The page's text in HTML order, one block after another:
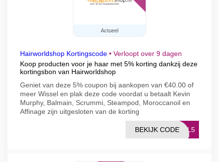
Actueel
Hairworldshop Kortingscode • Verloopt over 9 dagen
Koop producten voor je haar met 5% korting dankzij deze
kortingsbon van Hairworldshop
Geniet van deze 5% coupon bij aankopen van €40.00 of
meer Wissel en plak deze code voordat u betaalt Kevin
Murphy, Balmain, Scrummi, Steampod, Moroccanoil en
Affinage zijn uitgesloten van de korting
PEL5
BEKIJK CODE